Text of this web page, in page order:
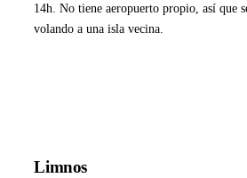
14h. No tiene aeropuerto propio, así que
volando a una isla vecina.
Limnos